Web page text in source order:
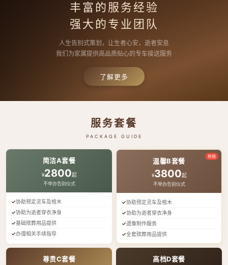
丰富的服务经验
强大的专业团队
人生告别式策划，让生者心安，逝者安息
我们为家属提供高品质贴心的专车接送服务
了解更多
服务套餐
PACKAGE GUIDE
简洁A套餐
¥2800起
不举办告别仪式
协助预定灵车及棺木
协助为逝者穿衣净身
基础殡葬用品提供
办理相关手续指导
热销
温馨B套餐
¥3800起
不举办告别仪式
协助预定灵车及棺木
协助为逝者穿衣净身
遗像制作服务
全套殡葬用品提供
尊贵C套餐 高档D套餐